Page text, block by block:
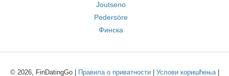
Joutseno
Pedersöre
Финска
© 2026, FinDatingGo | Правила о приватности| Услови коришћења|